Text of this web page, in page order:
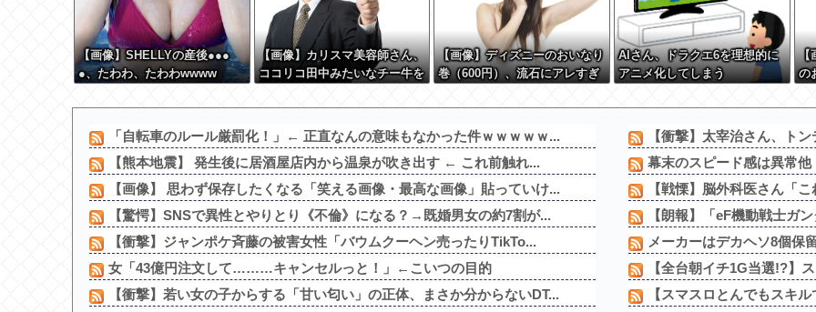
【画像】SHELLYの産後●●●
●、たわわ、たわわwwww
【画像】カリスマ美容師さん、
ココリコ田中みたいなチー牛を
w w w w w w w w w
【画像】ディズニーのおいなり
巻（600円）、流石にアレすぎ
うw w w w w w w
AIさん、ドラクエ6を理想的に
アニメ化してしまう
【
の
w
「自転車のルール厳罰化！」← 正直なんの意味もなかった件ｗｗｗｗｗ...
【熊本地震】 発生後に居酒屋店内から温泉が吹き出す ← これ前触れ...
【画像】 思わず保存したくなる「笑える画像・最高な画像」貼っていけ...
【驚愕】SNSで異性とやりとり《不倫》になる？→既婚男女の約7割が...
【衝撃】ジャンポケ斉藤の被害女性「バウムクーヘン売ったりTikTo...
女「43億円注文して………キャンセルっと！」←こいつの目的
【衝撃】若い女の子からする「甘い匂い」の正体、まさか分からないDT...
【衝撃】太宰治さん、ト
幕末のスピード感は異常他
【戦慄】脳外科医さん「
【朗報】「eF機動戦士ガ
メーカーはデカヘソ8個保
【全台朝イチ1G当選!?】
【スマスロとんでもスキ